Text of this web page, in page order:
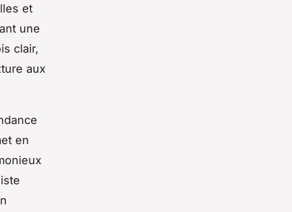
et
une
clair,
aux
en